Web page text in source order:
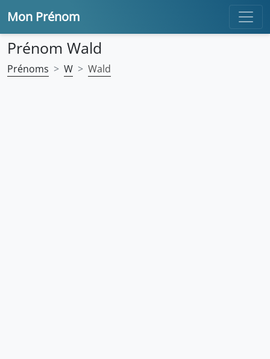
Mon Prénom
Prénom Wald
Prénoms W Wald